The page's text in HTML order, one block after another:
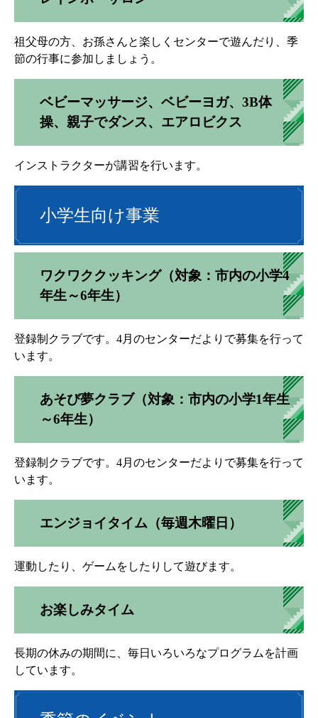
祖父母の方、お孫さんと楽しくセンターで遊んだり、季
節の行事に参加しましょう。
ベビーマッサージ、ベビーヨガ、3B体
操、親子でダンス、エアロビクス
インストラクターが講習を行います。
小学生向け事業
ワクワククッキング（対象：市内の小学4
年生～6年生）
登録制クラブです。4月のセンターだよりで募集を行って
います。
あそび夢クラブ（対象：市内の小学1年生
～6年生）
登録制クラブです。4月のセンターだよりで募集を行って
います。
エンジョイタイム（毎週木曜日）
運動したり、ゲームをしたりして遊びます。
お楽しみタイム
長期の休みの期間に、毎日いろいろなプログラムを計画
しています。